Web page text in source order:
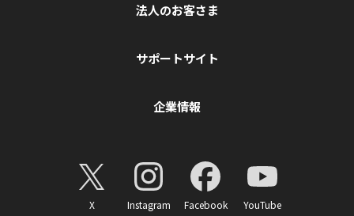
法人のお客さま
サポートサイト
企業情報
X Instagram Facebook YouTube